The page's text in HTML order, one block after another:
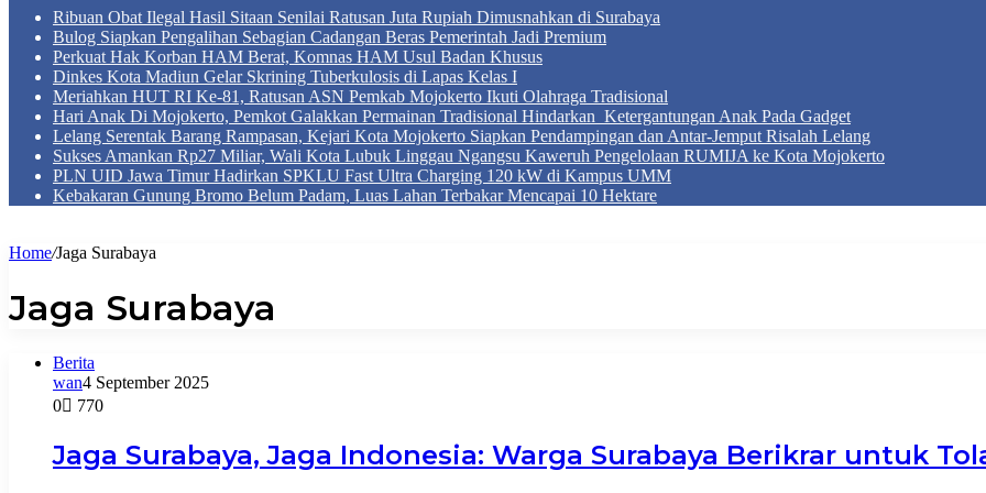
Ribuan Obat Ilegal Hasil Sitaan Senilai Ratusan Juta Rupiah Dimusnahkan di Surabaya
Bulog Siapkan Pengalihan Sebagian Cadangan Beras Pemerintah Jadi Premium
Perkuat Hak Korban HAM Berat, Komnas HAM Usul Badan Khusus
Dinkes Kota Madiun Gelar Skrining Tuberkulosis di Lapas Kelas I
Meriahkan HUT RI Ke-81, Ratusan ASN Pemkab Mojokerto Ikuti Olahraga Tradisional
Hari Anak Di Mojokerto, Pemkot Galakkan Permainan Tradisional Hindarkan Ketergantungan Anak Pada Gadget
Lelang Serentak Barang Rampasan, Kejari Kota Mojokerto Siapkan Pendampingan dan Antar-Jemput Risalah Lelang
Sukses Amankan Rp27 Miliar, Wali Kota Lubuk Linggau Ngangsu Kaweruh Pengelolaan RUMIJA ke Kota Mojokerto
PLN UID Jawa Timur Hadirkan SPKLU Fast Ultra Charging 120 kW di Kampus UMM
Kebakaran Gunung Bromo Belum Padam, Luas Lahan Terbakar Mencapai 10 Hektare
Home/Jaga Surabaya
Jaga Surabaya
Berita
wan4 September 2025
0
770
Jaga Surabaya, Jaga Indonesia: Warga Surabaya Berikrar untuk